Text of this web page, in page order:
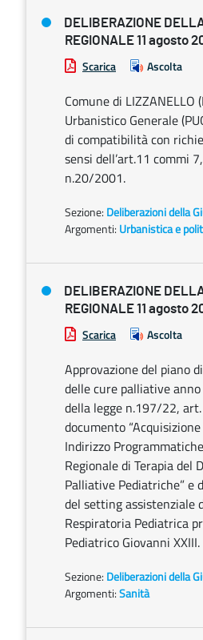
DELIBERAZIONE
REGIONALE 11 agosto
Scarica Ascolta
Comune di LIZZANELLO
Urbanistico Generale
di compatibilità con
sensi dell’art.11 commi
n.20/2001.
Sezione: Deliberazioni della
Argomenti: Urbanistica e
DELIBERAZIONE
REGIONALE 11 agosto
Scarica Ascolta
Approvazione del piano
delle cure palliative
della legge n.197/22,
documento
Indirizzo
Regionale di Terapia del
Palliative Pediatriche” e
del setting assistenziale
Respiratoria Pediatrica
Pediatrico Giovanni XXIII.
Sezione: Deliberazioni della
Argomenti:Sanità